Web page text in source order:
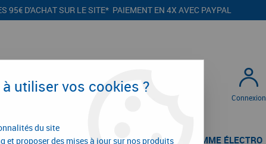
95€ D'ACHAT SUR LE SITE* PAIEMENT EN 4X AVEC PAYPAL
Connexion
PROMOTIONS LA GAMME ÉLECTRO
utiliser vos cookies ?
du site
et proposer des mises à jour sur nos produits